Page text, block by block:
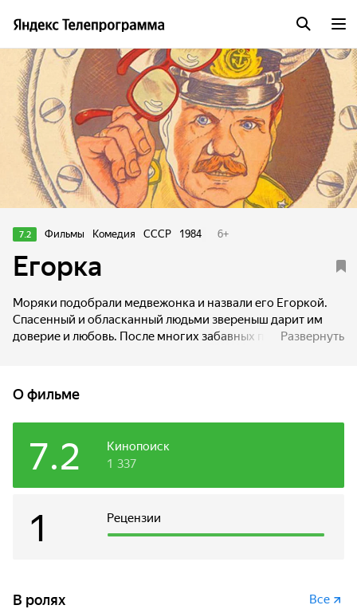
7.2 Фильмы Комедия СССР 1984 6+
Егорка
Моряки подобрали медвежонка и назвали его Егоркой.
Спасенный и обласканный людьми звереныш дарит им
доверие и любовь. После многих забавных приключений
Развернуть
О фильме
Кинопоиск
7.2 1 337
Рецензии
1
В ролях Все